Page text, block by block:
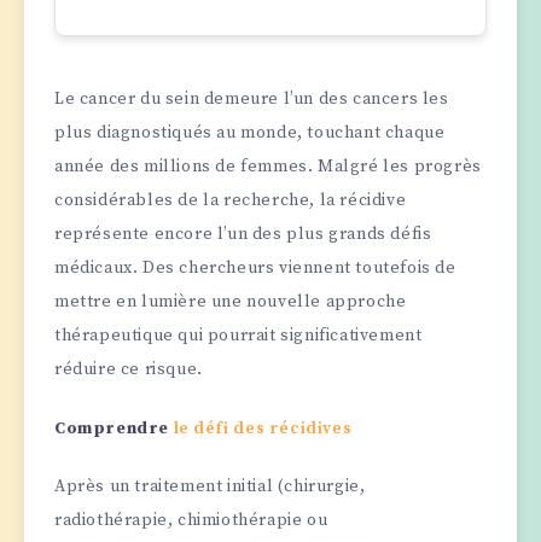
Le cancer du sein demeure l’un des cancers les
plus diagnostiqués au monde, touchant chaque
année des millions de femmes. Malgré les progrès
considérables de la recherche, la récidive
représente encore l’un des plus grands défis
médicaux. Des chercheurs viennent toutefois de
mettre en lumière une nouvelle approche
thérapeutique qui pourrait significativement
réduire ce risque.
Comprendre le défi des récidives
Après un traitement initial (chirurgie,
radiothérapie, chimiothérapie ou